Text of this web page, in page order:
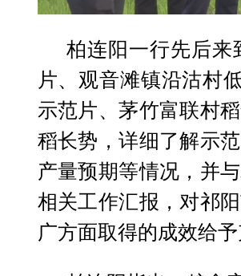
柏连阳一行先后来
片、观音滩镇沿沽村
示范片、茅竹富联村
稻长势，详细了解示
产量预期等情况，并
相关工作汇报，对祁
广方面取得的成效给